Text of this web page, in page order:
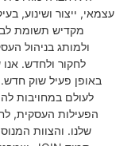
ולמותג בניהול
לחקור ולחדש.
באופן פעיל שוק
לעולם במחויבות
הפעילות העסקית,
שלנו. והצוות